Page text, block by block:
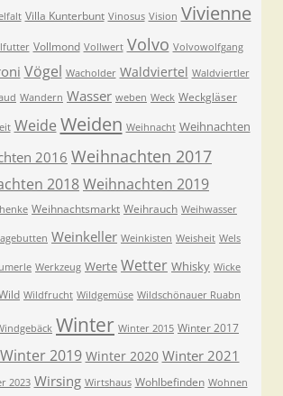
Villa Kunterbunt Vinosus Vision Vivienne
Vollmond Vollwert Volvo Volvowolfgang
Vögel Wacholder Waldviertel Waldviertler
Wandern Wasser weben Weck Weckgläser
Weide Weiden Weihnacht Weihnachten
2016 Weihnachten 2017
2018Weihnachten 2019
Weihnachtsmarkt Weihrauch Weihwasser
Weinkeller Weinkisten Weisheit Wels
Werkzeug Werte Wetter Whisky Wicke
Wildfrucht Wildgemüse Wildschönauer Ruabn
Winter Winter 2015 Winter 2017
Winter 2019 Winter 2020 Winter 2021
2023 Wirsing Wirtshaus Wohlbefinden Wohnen